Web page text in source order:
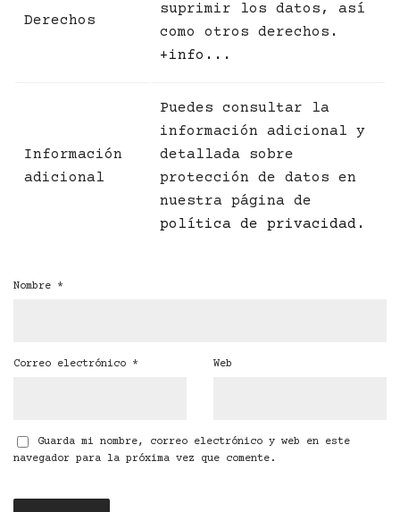
Derechos
suprimir los datos, así
como otros derechos.
+info...
Información
adicional
Puedes consultar la
información adicional y
detallada sobre
protección de datos en
nuestra página de
política de privacidad .
Nombre *
Correo electrónico * Web
Guarda mi nombre, correo electrónico y web en este
navegador para la próxima vez que comente.